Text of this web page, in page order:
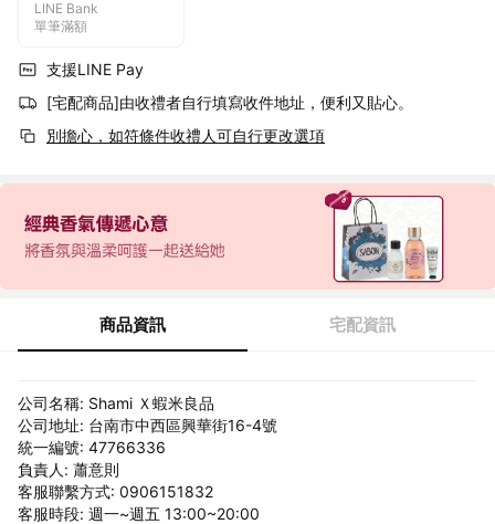
LINE Bank
單筆滿額
支援LINE Pay
[宅配商品]由收禮者自行填寫收件地址，便利又貼心。
別擔心，如符條件收禮人可自行更改選項
商品資訊 宅配資訊
公司名稱: Shami Ｘ蝦米良品
公司地址: 台南市中西區興華街16-4號
統一編號: 47766336
負責人: 蕭意則
客服聯繫方式: 0906151832
客服時段: 週一~週五 13:00~20:00